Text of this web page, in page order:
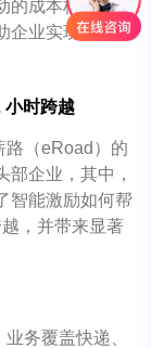
的成本核算过
企业实现更敏捷
小时跨越
路（eRoad）的
部企业，其中，
智能激励如何帮
，并带来显著
务覆盖快递、